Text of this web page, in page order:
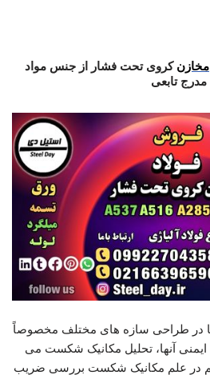
مخازن کروی تحت فشار از جنس مواد
مدرج تابعی
در طراحی سازه های مختلف مخصوصاً
آنها، تحلیل مکانیک شکست می
در علم مکانیک شکست بررسی ضریب